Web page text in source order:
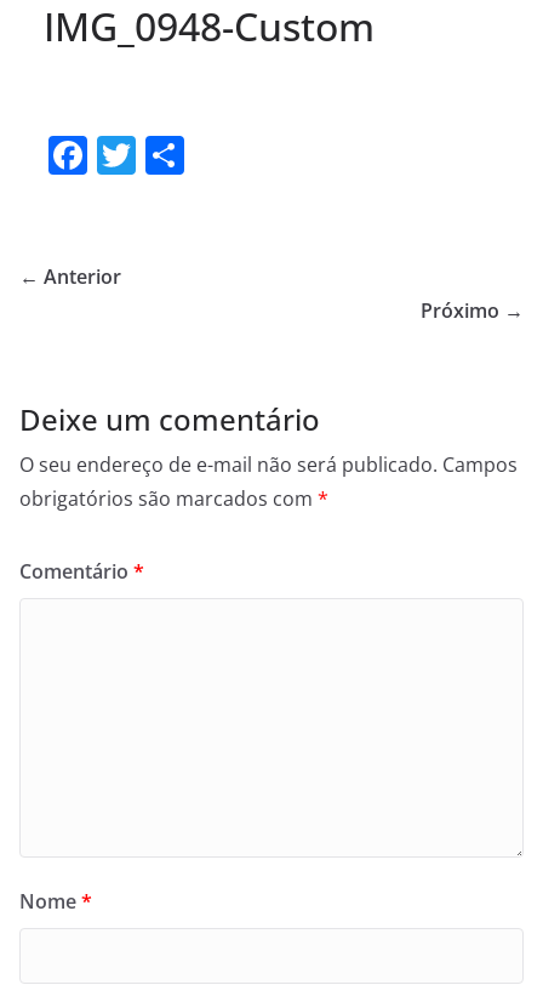
IMG_0948-Custom
F
e
k
T
← Anterior
Próximo →
Deixe um comentário
O seu endereço de e-mail não será publicado. Campos
obrigatórios são marcados com *
Comentário *
Nome*